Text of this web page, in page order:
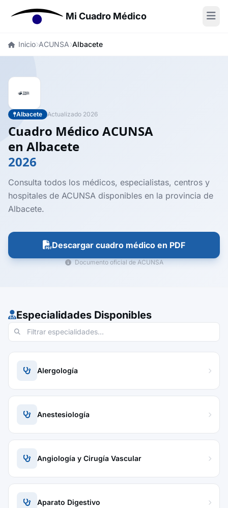
Mi Cuadro Médico
Inicio ACUNSA Albacete
Albacete Actualizado 2026
Cuadro Médico ACUNSA
en Albacete
2026
Consulta todos los médicos, especialistas, centros y
hospitales de ACUNSA disponibles en la provincia de
Albacete.
Descargar cuadro médico en PDF
Documento oficial de ACUNSA
Especialidades Disponibles
Alergología
Anestesiología
Angiología y Cirugía Vascular
Aparato Digestivo